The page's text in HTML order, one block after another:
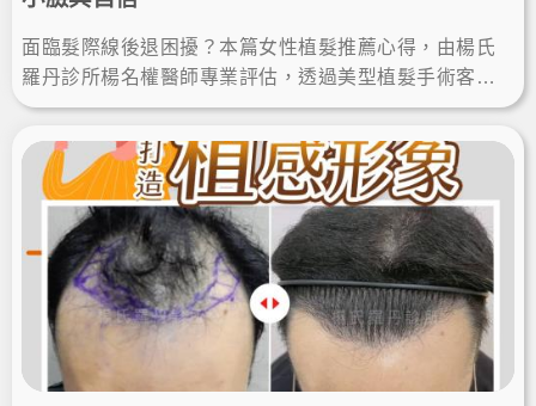
面臨髮際線後退困擾？本篇女性植髮推薦心得，由楊氏
羅丹診所楊名權醫師專業評估，透過美型植髮手術客製
化設計髮際線，順利改善高額頭植髮需求。術後找回自
然髮量與自信！